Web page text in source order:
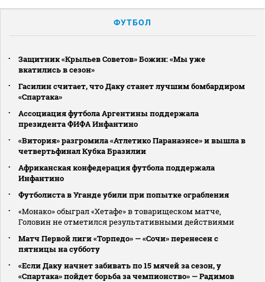
ФУТБОЛ
Защитник «Крыльев Советов» Божин: «Мы уже
вкатились в сезон»
Гасилин считает, что Даку станет лучшим бомбардиром
«Спартака»
Ассоциация футбола Аргентины поддержала
президента ФИФА Инфантино
«Витория» разгромила «Атлетико Паранаэнсе» и вышла в
четвертьфинал Кубка Бразилии
Африканская конфедерация футбола поддержала
Инфантино
Футболиста в Уганде убили при попытке ограбления
«Монако» обыграл «Хетафе» в товарищеском матче,
Головин не отметился результативными действиями
Матч Первой лиги «Торпедо» — «Сочи» перенесен с
пятницы на субботу
«Если Даку начнет забивать по 15 мячей за сезон, у
«Спартака» пойдет борьба за чемпионство» — Радимов